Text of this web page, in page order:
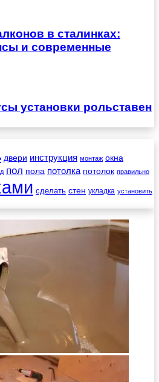
в сталинках:
и современные
установки рольставен
двери инструкция монтаж окна
пол пола потолка потолок правильно
сделать стен укладка установить